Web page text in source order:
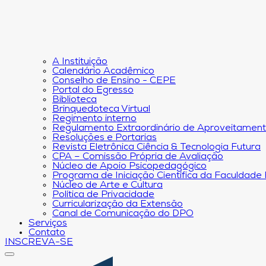
A Instituição
Calendário Acadêmico
Conselho de Ensino - CEPE
Portal do Egresso
Biblioteca
Brinquedoteca Virtual
Regimento interno
Regulamento Extraordinário de
Resoluções e Portarias
Revista Eletrônica Ciência & Tecnologia Futura
CPA – Comissão Própria de Avaliação
Núcleo de Apoio Psicopedagógico
Programa de Iniciação Científica da Faculdade
Núcleo de Arte e Cultura
Política de Privacidade
Curricularização da Extensão
Canal de Comunicação do DPO
Serviços
Contato
INSCREVA-SE